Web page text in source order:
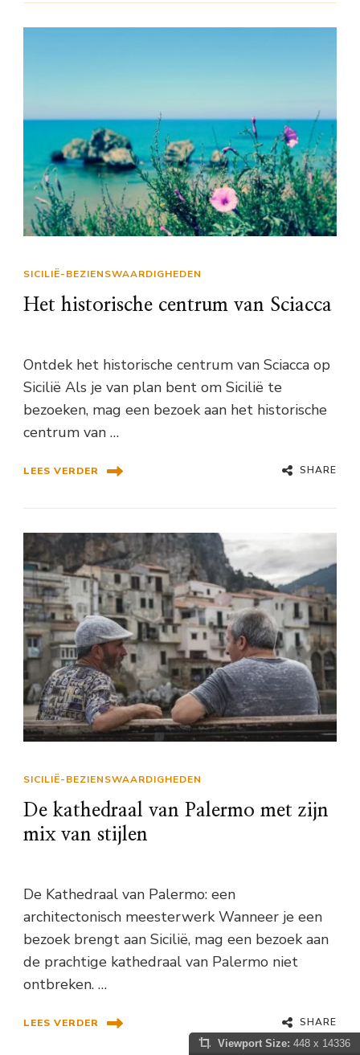
SICILIË-BEZIENSWAARDIGHEDEN
Het historische centrum van Sciacca
Ontdek het historische centrum van Sciacca op
Sicilië Als je van plan bent om Sicilië te
bezoeken, mag een bezoek aan het historische
centrum van …
LEES VERDER SHARE
SICILIË-BEZIENSWAARDIGHEDEN
De kathedraal van Palermo met zijn
mix van stijlen
De Kathedraal van Palermo: een
architectonisch meesterwerk Wanneer je een
bezoek brengt aan Sicilië, mag een bezoek aan
de prachtige kathedraal van Palermo niet
ontbreken. …
LEES VERDER SHARE
Viewport Size: 448 x 14336